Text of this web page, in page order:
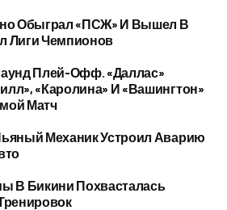
Обыграл «ПСЖ» И Вышел В
Лиги Чемпионов
Плей-Офф. «Даллас»
«Каролина» И «Вашингтон»
Матч
Механик Устроил Аварию
В Бикини Похвасталась